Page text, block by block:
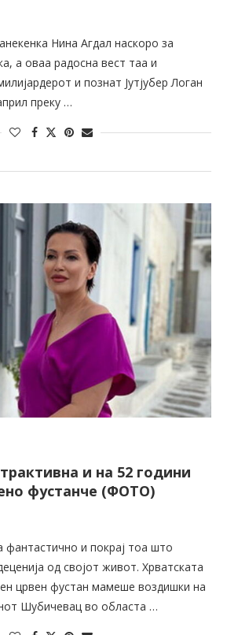
Нина Агдал наскоро за
а оваа радосна вест таа и
и познат Јутјубер Логан
преку …
и на 52 години
фустанче (ФОТО)
фантастично и покрај тоа што
од својот живот. Хрватската
црвен фустан мамеше воздишки на
Шубичевац во областа …